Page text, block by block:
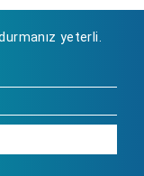
yeterli.